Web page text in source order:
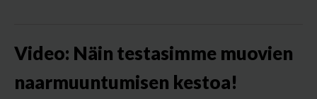
Video: Näin testasimme muovien
naarmuuntumisen kestoa!